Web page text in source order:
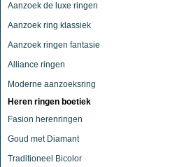
Aanzoek de luxe ringen
Aanzoek ring klassiek
Aanzoek ringen fantasie
Alliance ringen
Moderne aanzoeksring
Heren ringen boetiek
Fasion herenringen
Goud met Diamant
Traditioneel Bicolor